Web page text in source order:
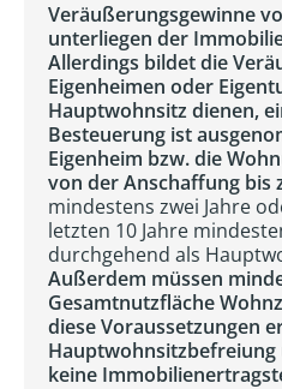
Veräußerungsgewinne
unterliegen der
Allerdings bildet die
Eigenheimen oder
Hauptwohnsitz dienen,
Besteuerung ist
Eigenheim bzw. die
von der Anschaffung bis
mindestens zwei Jahre
letzten 10 Jahre
durchgehend als
Außerdem müssen
Gesamtnutzfläche
diese Voraussetzungen
keine